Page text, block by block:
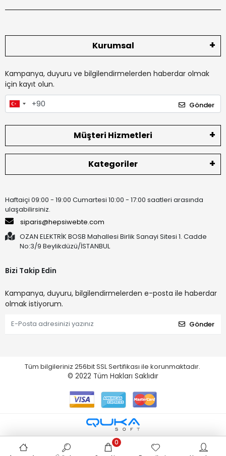
Kurumsal
Kampanya, duyuru ve bilgilendirmelerden haberdar olmak
için kayıt olun.
Gönder
Müşteri Hizmetleri
Kategoriler
Haftaiçi 09:00 - 19:00 Cumartesi 10:00 - 17:00 saatleri arasında
ulaşabilirsiniz.
siparis@hepsiwebte.com
OZAN ELEKTRİK BOSB Mahallesi Birlik Sanayi Sitesi 1. Cadde
No:3/9 Beylikdüzü/İSTANBUL
Bizi Takip Edin
Kampanya, duyuru, bilgilendirmelerden e-posta ile haberdar
olmak istiyorum.
Gönder
Tüm bilgileriniz 256bit SSL Sertifikası ile korunmaktadır.
© 2022 Tüm Hakları Saklıdır
0